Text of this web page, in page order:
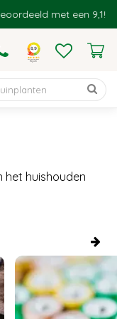
een 9,1!
het huishouden